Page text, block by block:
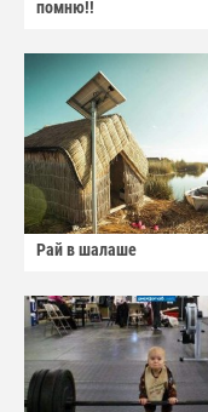
помню!!
Рай в шалаше